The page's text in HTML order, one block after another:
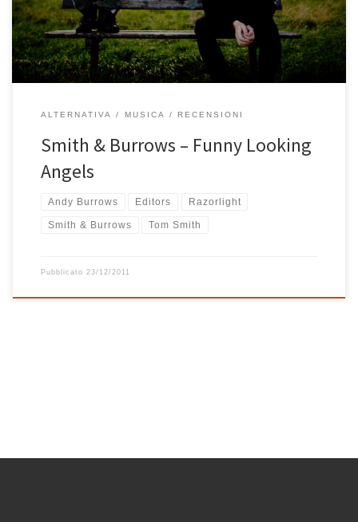
stata molto alta. Nella loro semplicità espressa tramite suoni
leggeri che ricordano la
ALTERNATIVA MUSICA RECENSIONI
Smith & Burrows – Funny Looking
Angels
Andy Burrows Editors Razorlight
Smith & Burrows Tom Smith
Pubblicato 23/12/2011